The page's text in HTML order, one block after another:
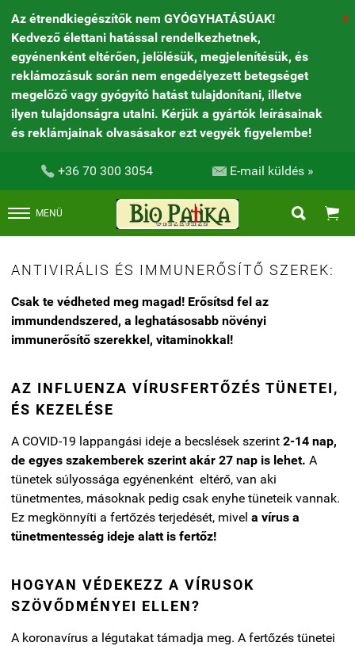
Az étrendkiegészítők nem GYÓGYHATÁSÚAK!
Kedvező élettani hatással rendelkezhetnek,
egyénenként eltérően, jelölésük, megjelenítésük, és
reklámozásuk során nem engedélyezett betegséget
megelőző vagy gyógyító hatást tulajdonítani, illetve
ilyen tulajdonságra utalni. Kérjük a gyártók leírásainak
és reklámjainak olvasásakor ezt vegyék figyelembe!
X
 +36 70 300 3054  E-mail küldés »
MENÜ  
ANTIVIRÁLIS ÉS IMMUNERŐSÍTŐ SZEREK:
Csak te védheted meg magad! Erősítsd fel az
immundendszered, a leghatásosabb növényi
immunerősítő szerekkel, vitaminokkal!
AZ INFLUENZA VÍRUSFERTŐZÉS TÜNETEI,
ÉS KEZELÉSE
A COVID-19 lappangási ideje a becslések szerint 2-14 nap,
de egyes szakemberek szerint akár 27 nap is lehet. A
tünetek súlyossága egyénenként eltérő, van aki
tünetmentes, másoknak pedig csak enyhe tüneteik vannak.
Ez megkönnyíti a fertőzés terjedését, mivel a vírus a
tünetmentesség ideje alatt is fertőz!
HOGYAN VÉDEKEZZ A VÍRUSOK
SZÖVŐDMÉNYEI ELLEN?
A koronavírus a légutakat támadja meg. A fertőzés tünetei